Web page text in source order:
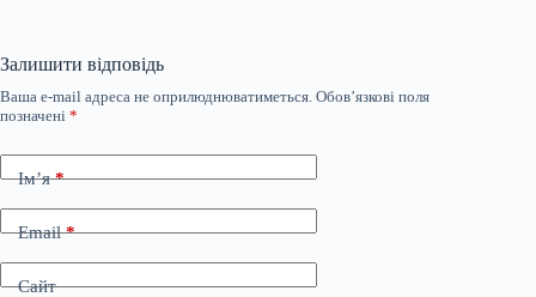
Залишити відповідь
Ваша e-mail адреса не оприлюднюватиметься. Обов’язкові поля
позначені *
Ім’я*
Email*
Сайт